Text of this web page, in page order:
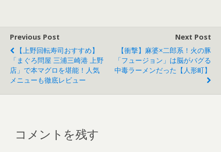
Previous Post
【上野回転寿司おすすめ】
「まぐろ問屋 三浦三崎港 上野
店」で本マグロを堪能！人気
メニューも徹底レビュー
Next Post
【衝撃】麻婆×二郎系！火の豚
「フュージョン」は脳がバグる
中毒ラーメンだった【人形町】
コメントを残す